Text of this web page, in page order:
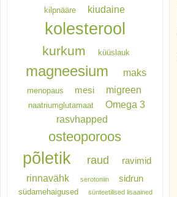
kilpnääre kiudaine
kolesterool
kurkum küüslauk
magneesium maks
menopaus mesi migreen
naatriumglutamaat
Omega 3
rasvhapped
osteoporoos
põletik raud ravimid
rinnavähk serotoniin sidrun
südamehaigused sünteetilised lisaained